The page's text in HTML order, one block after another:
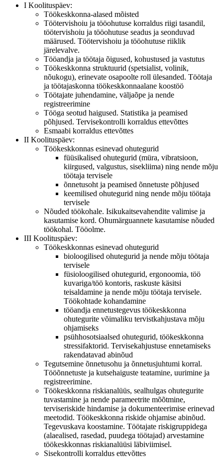
I Koolituspäev:
Töökeskkonna-alased mõisted
Töötervishoiu ja tööohutuse korraldus riigi tasandil,
töötervishoiu ja tööohutuse seadus ja seonduvad
määrused. Töötervishoiu ja tööohutuse riiklik
järelevalve.
Tööandja ja töötaja õigused, kohustused ja vastutus
Töökeskkonna struktuurid (spetsialist, volinik,
nõukogu), erinevate osapoolte roll ülesanded. Töötaja
ja töötajaskonna töökeskkonnaalane koostöö
Töötajate juhendamine, väljaõpe ja nende
registreerimine
Tööga seotud haigused. Statistika ja peamised
põhjused. Tervisekontrolli korraldus ettevõttes
Esmaabi korraldus ettevõttes
II Koolituspäev:
Töökeskkonnas esinevad ohutegurid
füüsikalised ohutegurid (müra, vibratsioon,
kiirgused, valgustus, sisekliima) ning nende mõju
töötaja tervisele
õnnetusoht ja peamised õnnetuste põhjused
keemilised ohutegurid ning nende mõju töötaja
tervisele
Nõuded töökohale. Isikukaitsevahendite valimise ja
kasutamise kord. Ohumärguannete kasutamise nõuded
töökohal. Tööolme.
III Koolituspäev:
Töökeskkonnas esinevad ohutegurid
bioloogilised ohutegurid ja nende mõju töötaja
tervisele
füsioloogilised ohutegurid, ergonoomia, töö
kuvariga/töö kontoris, raskuste käsitsi
teisaldamine ja nende mõju töötaja tervisele.
Töökohtade kohandamine
tööandja ennetustegevus töökeskkonna
ohutegurite võimaliku tervistkahjustava mõju
ohjamiseks
psühhosotsiaalsed ohutegurid, töökeskkonna
stressifaktorid. Tervisekahjustuse ennetamiseks
rakendatavad abinõud
Tegutsemine õnnetusohu ja õnnetusjuhtumi korral.
Tööõnnetuste ja kutsehaiguste teatamine, uurimine ja
registreerimine.
Töökeskkonna riskianalüüs, sealhulgas ohutegurite
tuvastamine ja nende parameetrite mõõtmine,
terviseriskide hindamise ja dokumenteerimise erinevad
meetodid. Töökeskkonna riskide ohjamise abinõud.
Tegevuskava koostamine. Töötajate riskigruppidega
(alaealised, rasedad, puudega töötajad) arvestamine
töökeskkonnas riskianalüüsi läbiviimisel.
Sisekontrolli korraldus ettevõttes